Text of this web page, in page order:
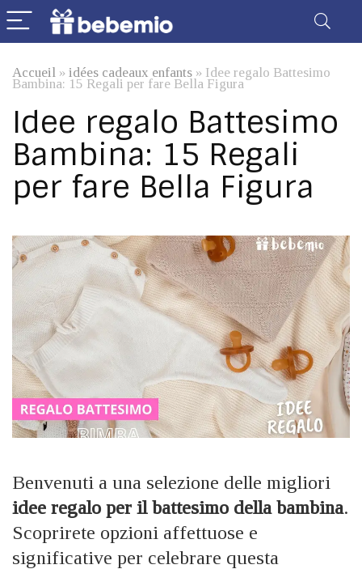
Accueil » idées cadeaux enfants » Idee regalo Battesimo
Bambina: 15 Regali per fare Bella Figura
Idee regalo Battesimo
Bambina: 15 Regali
per fare Bella Figura
Benvenuti a una selezione delle migliori
idee regalo per il battesimo della bambina.
Scoprirete opzioni affettuose e
significative per celebrare questa